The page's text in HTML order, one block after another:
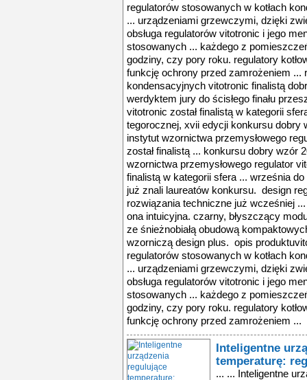
Inteligentne
temperaturę:
... ... Inteligentne urządzenia regulujące temperaturę: regulatory temperatury ... entnego domu, m.in. regulatorów temperatury i sterowników do pomp AURATON. ... Inteligentne urządzenia regulujące temperaturę: regulatory temperatury ... inteligentne urządzenia regulujące temperaturę: regulatory temperatury ... także jako designerskie, ale przede wszystkim użyteczne gadżety.czy instalacja regulatora temperatury to drogie rozwiązanie?nie, wręcz przeciwnie! urządzenie ... ekonomicznej i efektywnej pracy systemu i realną oszczędność pieniędzy.czy instalacja regulatora temperatury jest skomplikowana?nie. aby zainstalować regulator ... grzewczej. czy istnieją urządzenia regulujące pracę pompy wodnej?tak. oprócz regulatorów temperatury kontrolujących pracę kotłów grzewczych i kaloryferów ... producenta zaawansowanych technologicznie rozwiązań do inteligentnego domu, m.in. regulatorów temperatury i sterowników do pomp auraton. ... inteligentne urządzenia regulujące temperaturę: regulatory temperatury ... zastosowanie odpowiedniego urządzenia regulacyjnego (np. auraton). nowoczesne regulatory temperatury, komunikując się przewodowo lub bezprzewodowo z mechanizmem ... grzewczym, sterują w ten sposób jego pracą. czym jest regulator temperatury?regulatory temperatury auraton to niewielkich rozmiarów urządzenia sterujące ... inteligentne urządzenia regulujące temperaturę: regulatory temperatury ... także jako designerskie, ale przede wszystkim użyteczne gadżety.czy instalacja regulatora temperatury to drogie rozwiązanie?nie, wręcz przeciwnie! urządzenie ... ekonomicznej i efektywnej pracy systemu i realną oszczędność pieniędzy.czy instalacja regulatora temperatury jest skomplikowana?nie. aby zainstalować regulator ... grzewczej. czy istnieją urządzenia regulujące pracę pompy wodnej?tak. oprócz regulatorów temperatury kontrolujących pracę kotłów grzewczych i kaloryferów ... producenta zaawansowanych technologicznie rozwiązań do inteligentnego domu, m.in. regulatorów temperatury i sterowników do pomp auraton. ... inteligentne urządzenia regulujące temperaturę: regulatory temperatury ... zastosowanie odpowiedniego urządzenia regulacyjnego (np. auraton). nowoczesne regulatory temperatury, komunikując się przewodowo lub bezprzewodowo z mechanizmem ... grzewczym, sterują w ten sposób jego pracą. czym jest regulator temperatury?regulatory temperatury auraton to niewielkich rozmiarów urządzenia sterujące ... inteligentne urządzenia regulujące temperaturę: regulatory temperatury ... także jako designerskie, ale przede wszystkim użyteczne gadżety.czy instalacja regulatora temperatury to drogie rozwiązanie?nie, wręcz przeciwnie! urządzenie ... ekonomicznej i efektywnej pracy systemu i realną oszczędność pieniędzy.czy instalacja regulatora temperatury jest skomplikowana?nie. aby zainstalować regulator ... grzewczej. czy istnieją urządzenia regulujące pracę pompy wodnej?tak. oprócz regulatorów temperatury kontrolujących pracę kotłów grzewczych i kaloryferów ... producenta zaawansowanych technologicznie rozwiązań do inteligentnego domu, m.in. regulatorów temperatury i sterowników do pomp auraton. ... inteligentne urządzenia regulujące temperaturę: regulatory temperatury ... zastosowanie odpowiedniego urządzenia regulacyjnego (np. auraton). nowoczesne regulatory temperatury, komunikując się przewodowo lub bezprzewodowo z mechanizmem ... grzewczym, sterują w ten sposób jego pracą. czym jest regulator temperatury?regulatory temperatury auraton to niewielkich rozmiarów urządzenia sterujące ... inteligentne urządzenia regulujące temperaturę: regulatory temperatury ... także jako designerskie, ale przede wszystkim użyteczne gadżety.czy instalacja regulatora temperatury to drogie rozwiązanie?nie,